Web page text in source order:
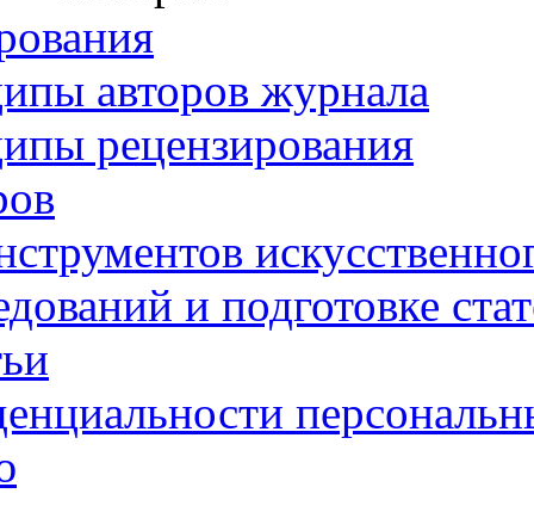
авторов журнала
рецензирования
и подготовке